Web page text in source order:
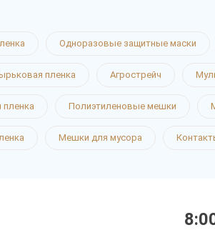
Одноразовые защитные маски
пленка Агрострейч
Полиэтиленовые мешки
Мешки для мусора